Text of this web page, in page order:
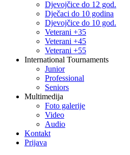
Djevojčice do 12 god.
Dječaci do 10 godina
Djevojčice do 10 god.
Veterani +35
Veterani +45
Veterani +55
International Tournaments
Junior
Professional
Seniors
Multimedija
Foto galerije
Video
Audio
Kontakt
Prijava